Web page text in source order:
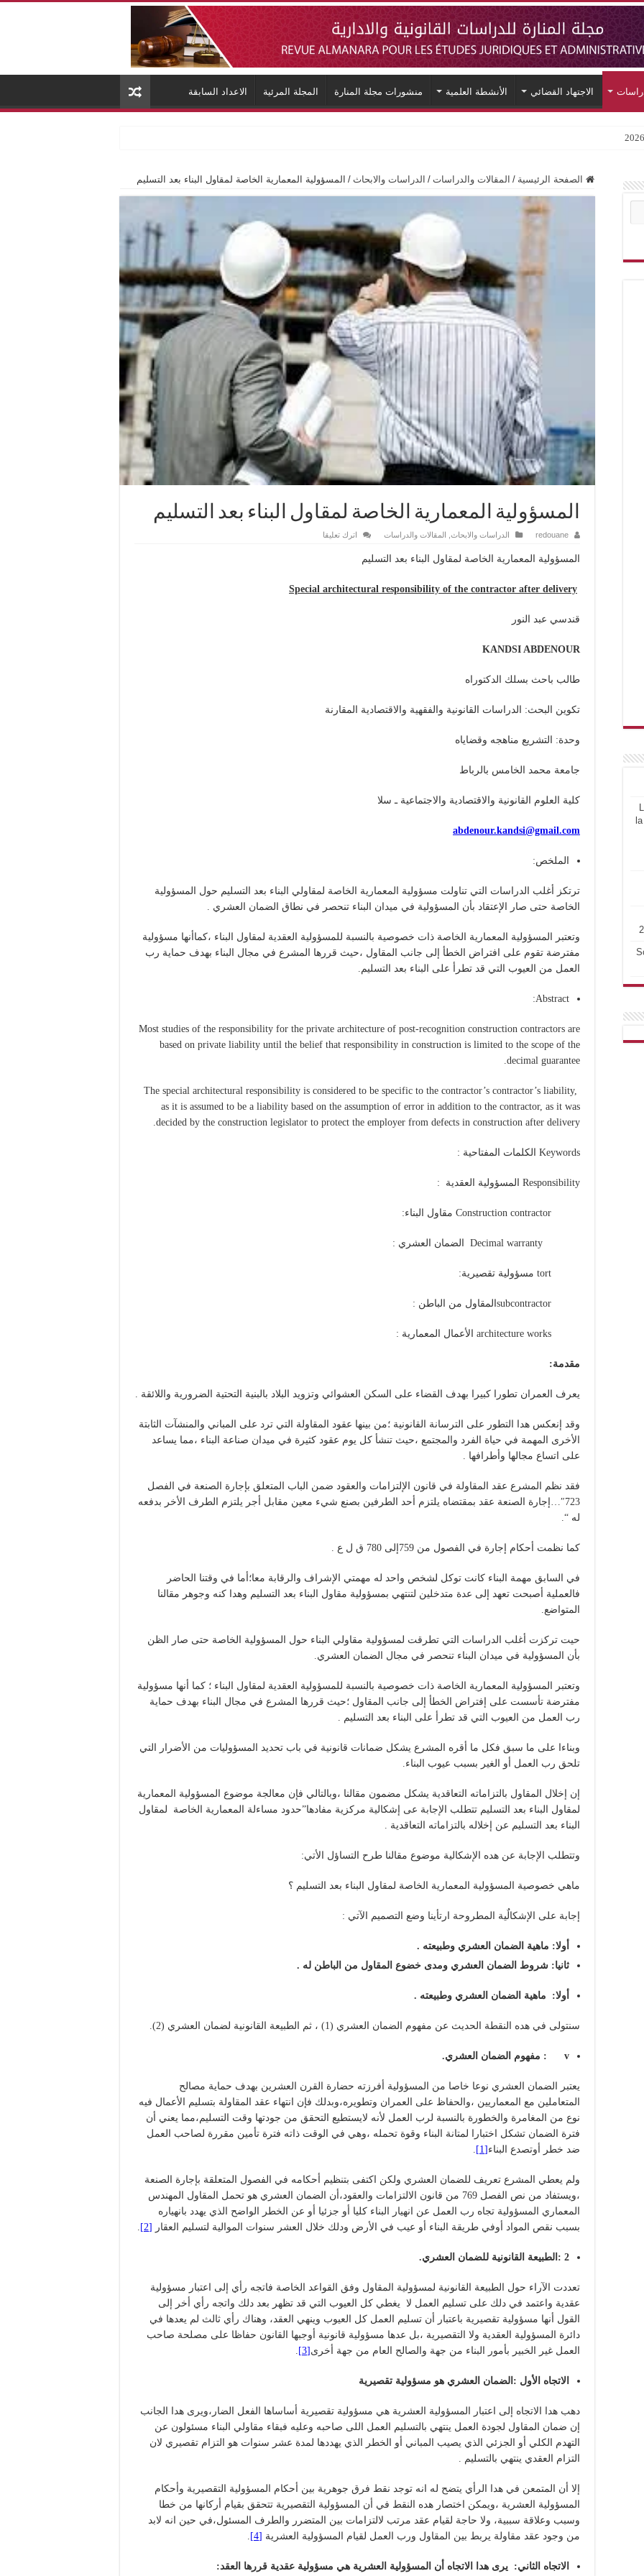
الاجتهاد القضائي الأنشطة العلمية منشورات مجلة المنارة المجلة المرئية الاعداد السابقة
الصفحة الرئيسية / المقالات والدراسات / الدراسات والابحاث / المسؤولية المعمارية الخاصة لمقاول البناء بعد التسليم
المسؤولية المعمارية الخاصة لمقاول البناء بعد التسليم
redouane الدراسات والابحاث المقالات والدراسات اترك تعليقا
المسؤولية المعمارية الخاصة لمقاول البناء بعد التسليم
Special architectural responsibility of the contractor after delivery
قندسي عبد النور
KANDSI ABDENOUR
طالب باحث بسلك الدكتوراه
تكوين البحث: الدراسات القانونية والفقهية والاقتصادية المقارنة
وحدة: التشريع مناهجه وقضاياه
جامعة محمد الخامس بالرباط
كلية العلوم القانونية والاقتصادية والاجتماعية ـ سلا
abdenour.kandsi@gmail.com
الملخص:
ترتكز أغلب الدراسات التي تناولت مسؤولية المعمارية الخاصة لمقاولي البناء بعد التسليم حول المسؤولية
الخاصة حتى صار الإعتقاد بأن المسؤولية في ميدان البناء تنحصر في نطاق الضمان العشري .
وتعتبر المسؤولية المعمارية الخاصة ذات خصوصية بالنسبة للمسؤولية العقدية لمقاول البناء ،كماأنها مسؤولية
مفترضة تقوم على افتراض الخطأ إلى جانب المقاول ،حيث قررها المشرع في مجال البناء بهدف حماية رب
العمل من العيوب التي قد تطرأ على البناء بعد التسليم.
Abstract:
Most studies of the responsibility for the private architecture of post-recognition construction contractors are
based on private liability until the belief that responsibility in construction is limited to the scope of the
decimal guarantee.
The special architectural responsibility is considered to be specific to the contractor’s contractor’s liability,
as it is assumed to be a liability based on the assumption of error in addition to the contractor, as it was
decided by the construction legislator to protect the employer from defects in construction after delivery.
Keywords الكلمات المفتاحية :
Responsibility المسؤولية العقدية :
مقدمة:
يعرف العمران تطورا كبيرا بهدف القضاء على السكن العشوائي وتزويد البلاد بالبنية التحتية الضرورية واللائقة .
وقد إنعكس هدا التطور على الترسانة القانونية ؛من بينها عقود المقاولة التي ترد على المباني والمنشآت الثابتة
الأخرى المهمة في حياة الفرد والمجتمع ،حيث تنشأ كل يوم عقود كثيرة في ميدان صناعة البناء ،مما يساعد
على اتساع مجالها وأطرافها .
فقد نظم المشرع عقد المقاولة في قانون الإلتزامات والعقود ضمن الباب المتعلق بإجارة الصنعة في الفصل
723″…إجارة الصنعة عقد بمقتضاه يلتزم أحد الطرفين بصنع شيء معين مقابل أجر يلتزم الطرف الأخر بدفعه
له “.
كما نظمت أحكام إجارة في الفصول من 759إلى 780 ق ل ع .
في السابق مهمة البناء كانت توكل لشخص واحد له مهمتي الإشراف والرقابة معا؛أما في وقتنا الحاضر
فالعملية أصبحت تعهد إلى عدة متدخلين لتنتهي بمسؤولية مقاول البناء بعد التسليم وهدا كنه وجوهر مقالنا
المتواضع.
حيت تركزت أغلب الدراسات التي تطرقت لمسؤولية مقاولي البناء حول المسؤولية الخاصة حتى صار الظن
بأن المسؤولية في ميدان البناء تنحصر في مجال الضمان العشري.
وتعتبر المسؤولية المعمارية الخاصة ذات خصوصية بالنسبة للمسؤولية العقدية لمقاول البناء ؛ كما أنها مسؤولية
مفترضة تأسست على إفتراض الخطأ إلى جانب المقاول ؛حيث قررها المشرع في مجال البناء بهدف حماية
رب العمل من العيوب التي قد تطرأ على البناء بعد التسليم .
وبناءا على ما سبق فكل ما أقره المشرع يشكل ضمانات قانونية في باب تحديد المسؤوليات من الأضرار التي
تلحق رب العمل أو الغير بسبب عيوب البناء.
إن إخلال المقاول بالتزاماته التعاقدية يشكل مضمون مقالنا ،وبالتالي فإن معالجة موضوع المسؤولية المعمارية
لمقاول البناء بعد التسليم تتطلب الإجابة عى إشكالية مركزية مفادها”حدود مساءلة المعمارية الخاصة لمقاول
البناء بعد التسليم عن إخلاله بالتزاماته التعاقدية .
وتتطلب الإجابة عن هده الإشكالية موضوع مقالنا طرح التساؤل الأتي:
ماهي خصوصية المسؤولية المعمارية الخاصة لمقاول البناء بعد التسليم ؟
إجابة على الإشكالٌية المطروحة ارتأينا وضع التصميم الآتي :
أولا: ماهية الضمان العشري وطبيعته .
ثانيا: شروط الضمان العشري ومدى خضوع المقاول من الباطن له .
أولا: ماهية الضمان العشري وطبيعته .
سنتولى في هده النقطة الحديث عن مفهوم الضمان العشري (1) ، ثم الطبيعة القانونية لضمان العشري (2).
v : مفهوم الضمان العشري.
يعتبر الضمان العشري نوعا خاصا من المسؤولية أفرزته حضارة القرن العشرين بهدف حماية مصالح
المتعاملين مع المعماريين ،والحفاظ على العمران وتطويره،وبدلك فإن انتهاء عقد المقاولة بتسليم الأعمال فيه
نوع من المغامرة والخطورة بالنسبة لرب العمل لأنه لايستطيع التحقق من جودتها وقت التسليم،مما يعني أن
فترة الضمان تشكل اختبارا لمتانة البناء وقوة تحمله ،وهي في الوقت ذاته فترة تأمين مقررة لصاحب العمل
ضد خطر أوتصدع البناء [1]
.
ولم يعطي المشرع تعريف للضمان العشري ولكن اكتفى بتنظيم أحكامه في الفصول المتعلقة بإجارة الصنعة
،ويستفاد من نص الفصل 769 من قانون الالتزامات والعقود،أن الضمان العشري هو تحمل المقاول المهندس
المعماري المسؤولية تجاه رب العمل عن انهيار البناء كليا أو جزئيا أو عن الخطر الواضح الذي يهدد بانهياره
بسبب نقص المواد أوفي طريقة البناء أو عيب في الأرض ودلك خلال العشر سنوات الموالية لتسليم العقار
[2]
.
2 :الطبيعة القانونية للضمان العشري.
تعددت الآراء حول الطبيعة القانونية لمسؤولية المقاول وفق القواعد الخاصة فاتجه رأي إلى اعتبار مسؤولية
عقدية واعتمد في دلك على تسليم العمل لا يغطي كل العيوب التي قد تظهر بعد دلك واتجه رأي أخر إلى
القول أنها مسؤولية تقصيرية باعتبار أن تسليم العمل كل العيوب وينهي العقد، وهناك رأي ثالث لم يعدها في
دائرة المسؤولية العقدية ولا التقصيرية ،بل عدها مسؤولية قانونية أوجبها القانون حفاظا على مصلحة صاحب
العمل غير الخبير بأمور البناء من جهة والصالح العام من جهة أخرى [3]
.
الاتجاه الأول :الضمان العشري هو مسؤولية تقصيرية
دهب هدا الاتجاه إلى اعتبار المسؤولية العشرية هي مسؤولية تقصيرية أساساها الفعل الضار،ويرى هدا الجانب
إن ضمان المقاول لجودة العمل ينتهي بالتسليم العمل اللى صاحبه وعليه فبقاء مقاولي البناء مسئولون عن
التهدم الكلي أو الجزئي الذي يصيب المباني أو الخطر الذي يهددها لمدة عشر سنوات هو التزام تقصيري لان
التزام العقدي ينتهي بالتسليم .
إلا أن المتمعن في هدا الرأي يتضح له انه توجد نقط فرق جوهرية بين أحكام المسؤولية التقصيرية وأحكام
المسؤولية العشرية ،ويمكن اختصار هده النقط في أن المسؤولية التقصيرية تتحقق بقيام أركانها من خطا
وسبب وعلاقة سببية، ولا حاجة لقيام عقد مرتب لالتزامات بين المتضرر والطرف المسئول،في حين انه لابد
من وجود عقد مقاولة يربط بين المقاول ورب العمل لقيام المسؤولية العشرية [4]
.
الاتجاه الثاني: يرى هدا الاتجاه أن المسؤولية العشرية هي مسؤولية عقدية قررها العقد: